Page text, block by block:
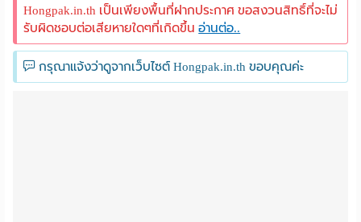
Hongpak.in.th เป็นเพียงพื้นที่ฝากประกาศ ขอสงวนสิทธิ์ที่จะไม่
รับผิดชอบต่อเสียหายใดๆที่เกิดขึ้นอ่านต่อ..
กรุณาแจ้งว่าดูจากเว็บไซต์ Hongpak.in.th ขอบคุณค่ะ